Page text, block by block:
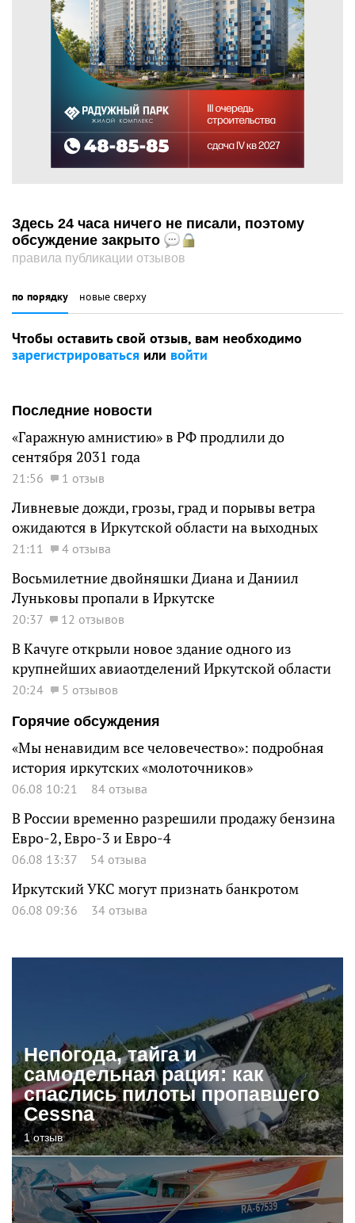
Здесь 24 часа ничего не писали, поэтому
обсуждение закрыто
правила публикации отзывов
по порядку новые сверху
Чтобы оставить свой отзыв, вам необходимо
зарегистрироваться или войти
Последние новости
«Гаражную амнистию» в РФ продлили до
сентября 2031 года
21:56 1 отзыв
Ливневые дожди, грозы, град и порывы ветра
ожидаются в Иркутской области на выходных
21:11 4 отзыва
Восьмилетние двойняшки Диана и Даниил
Луньковы пропали в Иркутске
20:37 12 отзывов
В Качуге открыли новое здание одного из
крупнейших авиаотделений Иркутской области
20:24
5 отзывов
Горячие обсуждения
«Мы ненавидим все человечество»: подробная
история иркутских «молоточников»
06.08 10:21 84 отзыва
В России временно разрешили продажу бензина
Евро-2, Евро-3 и Евро-4
06.08 13:37 54 отзыва
Иркутский УКС могут признать банкротом
06.08 09:36 34 отзыва
Непогода, тайга и
самодельная рация: как
спаслись пилоты пропавшего
Cessna
1 отзыв